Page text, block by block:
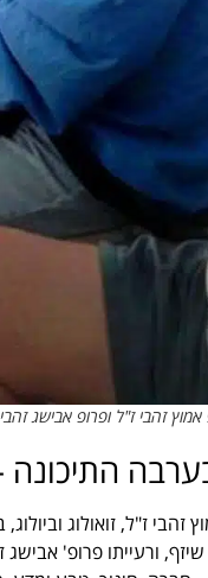
זהבי ז"ל ופרופ אבישג
אמוץ זהבי ז"ל, זואולוג
פרופ' אבישג